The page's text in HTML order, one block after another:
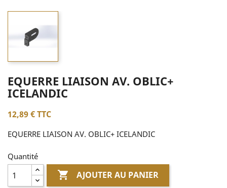
EQUERRE LIAISON AV. OBLIC+
ICELANDIC
12,89 €TTC
EQUERRE LIAISON AV. OBLIC+ ICELANDIC
Quantité
 AJOUTER AU PANIER